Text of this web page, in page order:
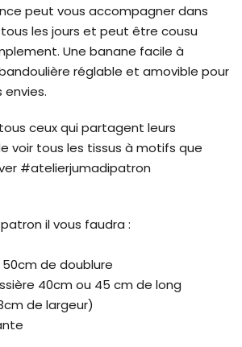
peut vous accompagner dans
les jours et peut être cousu
Une banane facile à
réglable et amovible pour
envies.
ceux qui partagent leurs
voir tous les tissus à motifs que
#atelierjumadipatron
il vous faudra :
de doublure
40cm ou 45 cm de long
de largeur)